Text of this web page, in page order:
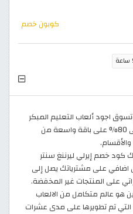
كوبون خصم
اجود ألعاب التعليم المبكر
للأطفال مع عروض تصل إلى 80% على باقة واسعة من
خصم إيرلي ليرننغ سنتر
اضافي على مشترياتك يصل إلى
هو عالم متكامل من الالعاب
التي تم تطويرها على مدى عشرات